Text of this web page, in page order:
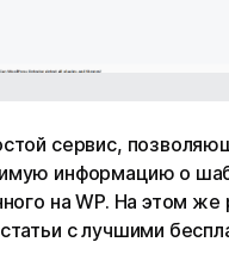
сервис,
информацию о
на WP. На этом же
с лучшими